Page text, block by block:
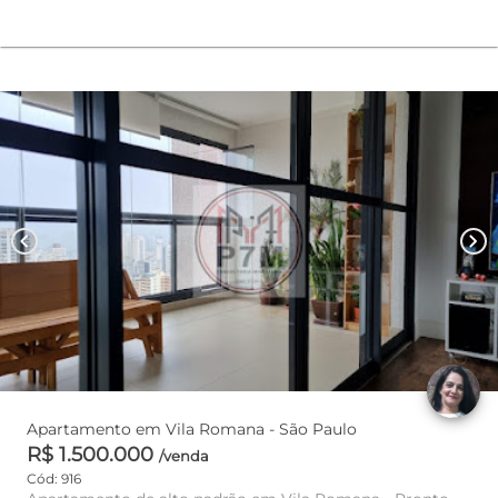
chevron_left chevron_right
Apartamento em Vila Romana - São Paulo
R$ 1.500.000 /venda
Cód: 916